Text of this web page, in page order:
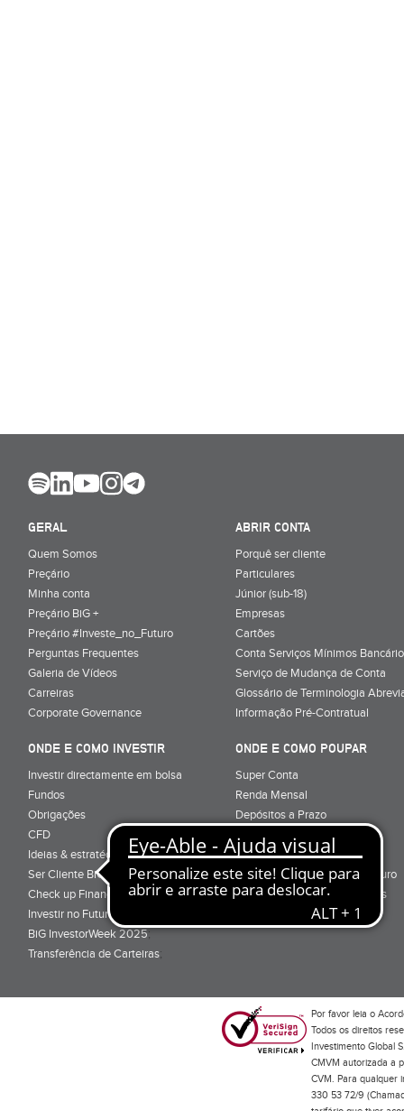
GERAL
Quem Somos
Preçário
Minha conta
Preçário BiG +
Preçário #Investe_no_Futuro
Perguntas Frequentes
Galeria de Vídeos
Carreiras
Corporate Governance
ABRIR CONTA
Porquê ser cliente
Particulares
Júnior (sub-18)
Empresas
Cartões
Conta Serviços Mínimos
Serviço de Mudança de Conta
Glossário de Terminologia
Informação Pré-Contratual
ONDE E COMO INVESTIR
Investir directamente em bolsa
Fundos
Obrigações
CFD
Ideias & estratégias para investir
Ser Cliente BiG
Check up Financeiro
Investir no Futuro
BiG InvestorWeek 2025;
Transferência de Carteiras;
ONDE E COMO POUPAR
Super Conta
Renda Mensal
Depósitos a Prazo
Super Depósito
Conta Poupança BiG Aforro
Certificados de Aforro e Tesouro
Direitos e Deveres - Depósitos
Por favor leia o
Todos os direitos
Investimento Global
CMVM autorizada a
CVM. Para qualquer
330 53 72/9